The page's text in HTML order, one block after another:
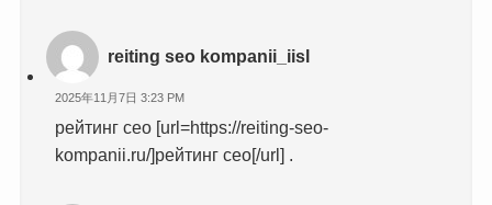
reiting seo kompanii_iisl
2025年11月7日 3:23 PM
рейтинг сео [url=https://reiting-seo-
kompanii.ru/]рейтинг сео[/url] .